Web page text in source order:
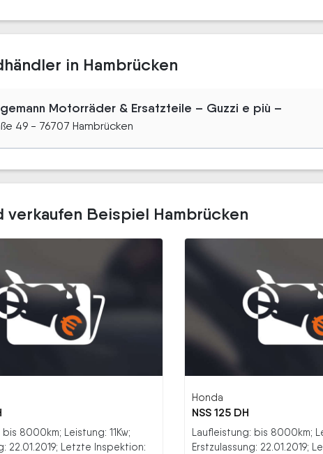
in Hambrücken
Motorräder & Ersatzteile – Guzzi e più –
49 - 76707 Hambrücken
verkaufen Beispiel Hambrücken
8000km; Leistung: 11Kw;
22.01.2019; Letzte Inspektion:
Honda
NSS 125 DH
Laufleistung: bis 8000km;
Erstzulassung: 22.01.2019;